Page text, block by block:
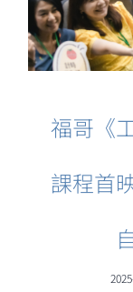
福哥《
課程首